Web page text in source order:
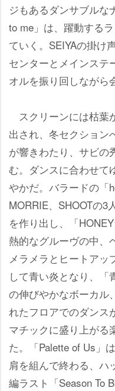
ジもあるダンサブルな
to me」は、躍動する
ていく。SEIYAの掛け
センターとメインステ
オルを振り回しながら
スクリーンには枯葉
出され、冬セクション
が響きわたり、サビの
む。ダンスに合わせて
かだ。バラードの「
MORRIE、SHOOTの3
を作り出し、「
熱的なグルーヴの中、
メラメラとヒートアッ
して青い炎となり、「
の伸びやかなボーカル
れたフロアでのダンス
マチックに盛り上がる
た。「Palette of Us」
肩を組んで終わる、ハ
編ラスト「Season To